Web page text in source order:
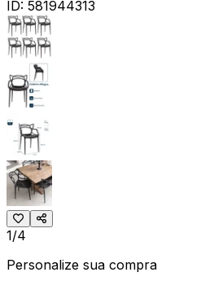
ID: 581944313
1/4
Personalize sua compra